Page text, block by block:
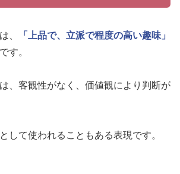
、
「上品で、立派で程度の高い趣味」
す。
、客観性がなく、価値観により判断が
して使われることもある表現です。